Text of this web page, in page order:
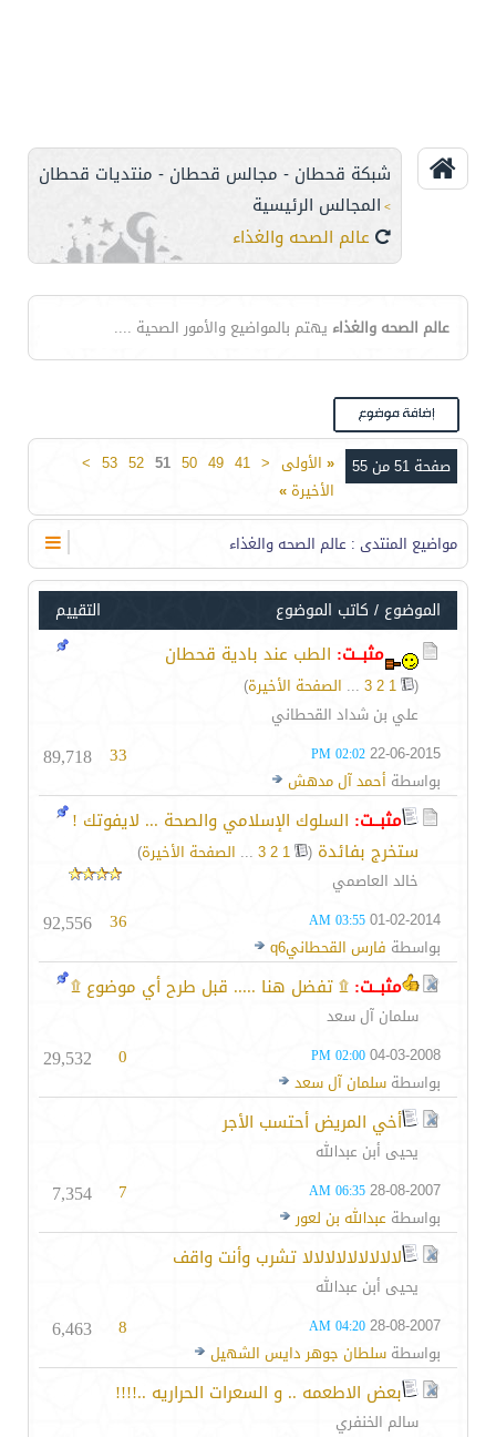
شبكة قحطان - مجالس قحطان - منتديات قحطان
> المجالس الرئيسية
عالم الصحه والغذاء
عالم الصحه والغذاء يهتم بالمواضيع والأمور الصحية ....
صفحة 51 من 55 « الأولى <
41
49
50
51
52
53
>
الأخيرة»
مواضيع المنتدى : عالم الصحه والغذاء
التقييم الموضوع / كاتب الموضوع
مثبــت: الطب عند بادية قحطان
(
1
2
3
... الصفحة الأخيرة)
علي بن شداد القحطاني
22-06-2015
02:02 PM
بواسطة أحمد آل مدهش
33
89,718
مثبــت: السلوك الإسلامي والصحة ... لايفوتك !
ستخرج بفائدة (
1
2
3
... الصفحة الأخيرة)
خالد العاصمي
01-02-2014
03:55 AM
بواسطة فارس القحطانيq6
36
92,556
مثبــت: ۩ تفضل هنا ..... قبل طرح أي موضوع ۩
سلمان آل سعد
04-03-2008
02:00 PM
بواسطة سلمان آل سعد
0
29,532
أخي المريض أحتسب الأجر
يحيى أبن عبدالله
28-08-2007
06:35 AM
بواسطة عبدالله بن لعور
7
7,354
لالالالالالالالالا تشرب وأنت واقف
يحيى أبن عبدالله
28-08-2007
04:20 AM
بواسطة سلطان جوهر دايس الشهيل
8
6,463
بعض الاطعمه .. و السعرات الحراريه ..!!!!
سالم الخنفري